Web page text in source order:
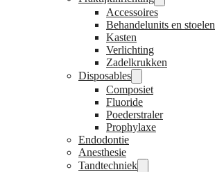
Accessoires
Behandelunits en stoelen
Kasten
Verlichting
Zadelkrukken
Disposables
Composiet
Fluoride
Poederstraler
Prophylaxe
Endodontie
Anesthesie
Tandtechniek